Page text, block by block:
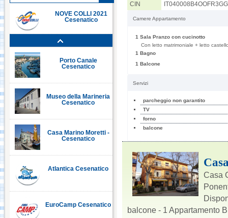
NOVE COLLI 2021
Cesenatico
Porto Canale
Cesenatico
Museo della Marineria
Cesenatico
Casa Marino Moretti -
Cesenatico
Atlantica Cesenatico
EuroCamp Cesenatico
CIN
Camere Appartamento
1 Sala Pranzo con cucinotto
Con letto matrimoniale + letto
1 Bagno
1 Balcone
Servizi
parcheggio non garantito
TV
forno
balcone
Casa
balcone - 1 Appartamento